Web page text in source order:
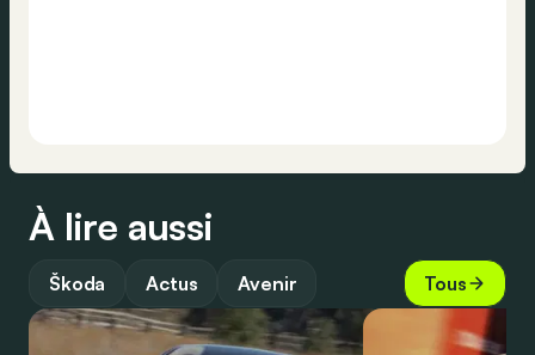
À lire aussi
Škoda Actus Avenir Tous